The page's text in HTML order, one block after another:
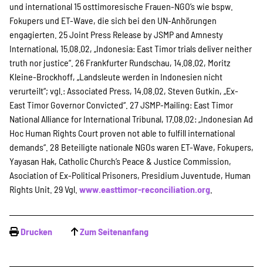
und international 15 osttimoresische Frauen-NGO’s wie bspw.
Fokupers und ET-Wave, die sich bei den UN-Anhörungen
engagierten. 25 Joint Press Release by JSMP and Amnesty
International, 15.08.02, „Indonesia: East Timor trials deliver neither
truth nor justice“. 26 Frankfurter Rundschau, 14.08.02, Moritz
Kleine-Brockhoff, „Landsleute werden in Indonesien nicht
verurteilt“; vgl.: Associated Press, 14.08.02, Steven Gutkin, „Ex-
East Timor Governor Convicted“. 27 JSMP-Mailing: East Timor
National Alliance for International Tribunal, 17.08.02: „Indonesian Ad
Hoc Human Rights Court proven not able to fulfill international
demands“. 28 Beteiligte nationale NGOs waren ET-Wave, Fokupers,
Yayasan Hak, Catholic Church’s Peace & Justice Commission,
Asociation of Ex-Political Prisoners, Presidium Juventude, Human
Rights Unit. 29 Vgl. www.easttimor-reconciliation.org
Drucken Zum Seitenanfang